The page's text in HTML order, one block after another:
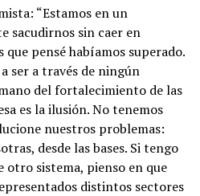
“Estamos en un
sacudirnos sin caer en
que pensé habíamos superado.
ser a través de ningún
del fortalecimiento de las
es la ilusión. No tenemos
nuestros problemas:
desde las bases. Si tengo
otro sistema, pienso en que
distintos sectores